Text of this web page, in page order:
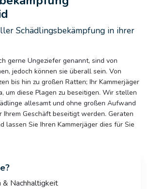
Schädlingsbekämpfung in ihrer
gerne Ungeziefer genannt, sind von
jedoch können sie überall sein. Von
bis hin zu großen Ratten; Ihr Kammerjäger
um diese Plagen zu beseitigen. Wir stellen
allesamt und ohne großen Aufwand
Ihrem Geschäft beseitigt werden. Geraten
lassen Sie Ihren Kammerjäger dies für Sie
& Nachhaltigkeit